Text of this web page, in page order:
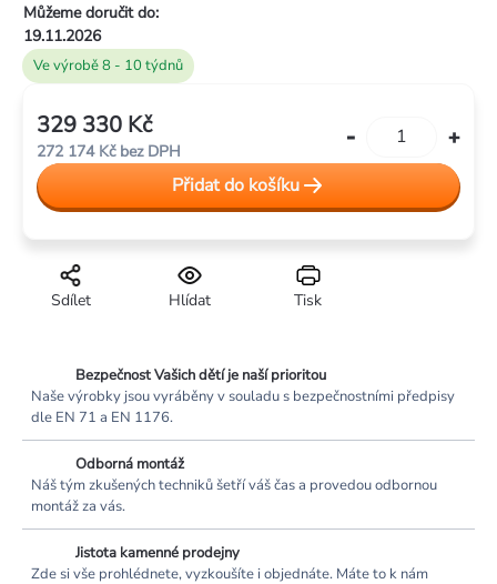
Ve výrobě 8 - 10 týdnů
Můžeme doručit do:
19.11.2026
Tisk
Hlídat
Sdílet
329 330 Kč
272 174 Kč bez DPH
cena:
Přidat do košíku
Bezpečnost Vašich dětí je naší prioritou
Naše výrobky jsou vyráběny v souladu s bezpečnostními předpisy
dle EN 71 a EN 1176.
Odborná montáž
Náš tým zkušených techniků šetří váš čas a provedou odbornou
montáž za vás.
Jistota kamenné prodejny
Zde si vše prohlédnete, vyzkoušíte i objednáte. Máte to k nám